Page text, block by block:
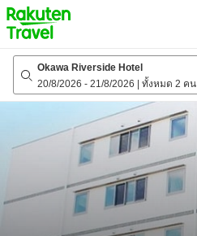
to
top
page
Okawa Riverside Hotel
20/8/2026 - 21/8/2026 ทั้งหมด 2 คน